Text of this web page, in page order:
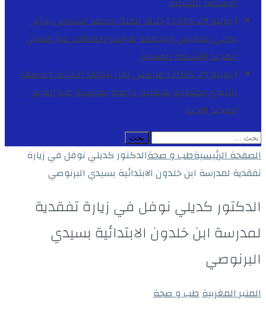
[ يوليو 29, 2026 ]
جلالة الملك محمد السادس يترأس
يومي الخميس والجمعة مراسم احتفالات عيد العرش
المجيدالأنشطة الملكية
[ يوليو 29, 2026 ]
مراكش تعزز بنياتها التحتية وعرضها
التربوي بمشاريع هيكلية واعدة بمناسبة عيد العرش
المجيدالاخبار
البحث
عن:
الصفحة الرئيسيةطب و صحةالدكتور كديلي نوفل في زيارة
تفقدية لمدرسة ابن خلدون الابتدائية بسيدي البرنوصي
الدكتور كديلي نوفل في زيارة تفقدية
لمدرسة ابن خلدون الابتدائية بسيدي
البرنوصي
المنبر المغربيةطب و صحة